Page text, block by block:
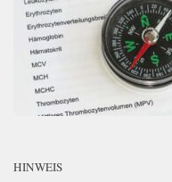
HINWEIS